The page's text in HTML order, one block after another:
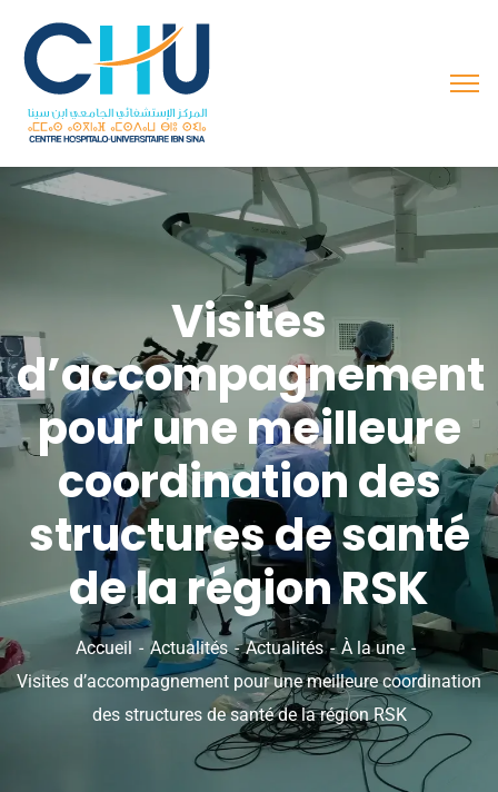
Visites
d’accompagnement
pour une meilleure
coordination des
structures de santé
de la région RSK
Accueil Actualités Actualités
À la une
Visites d’accompagnement pour une meilleure coordination
des structures de santé de la région RSK